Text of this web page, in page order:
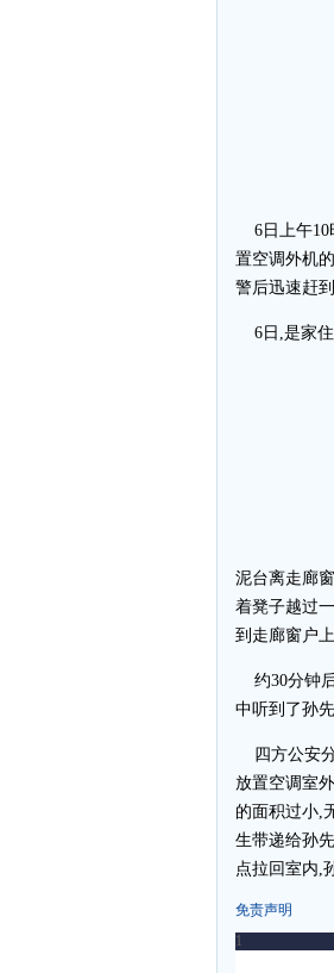
6日上午10
置空调外机
警后迅速赶
6日,是家住
泥台离走廊
着凳子越过
到走廊窗户
约30分钟
中听到了孙
四方公安分
放置空调室
的面积过小,
生带递给孙
点拉回室内,
免责声明